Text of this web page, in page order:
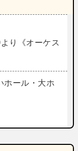
り《オーケス
ホール・大ホ